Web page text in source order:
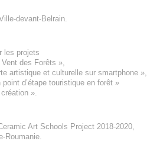
devant-Belrain.
les projets
des Forêts »,
artistique et culturelle sur smartphone »,
point d’étape touristique en forêt »
création ».
Art Schools Project 2018-2020,
Roumanie.